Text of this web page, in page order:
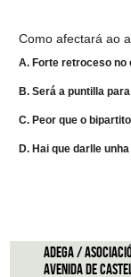
Como afectará ao
A. Forte retroceso no
B. Será a puntilla
C. Peor que o
D. Hai que darlle
ADEGA /
Avenida de